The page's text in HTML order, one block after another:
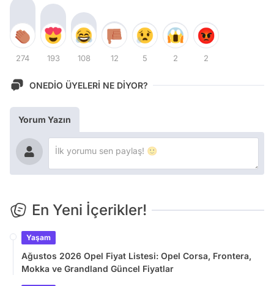
274 193 108 12 5 2 2
ONEDİO ÜYELERİ NE DİYOR?
Yorum Yazın
En Yeni İçerikler!
Yaşam
Ağustos 2026 Opel Fiyat Listesi: Opel Corsa, Frontera,
Mokka ve Grandland Güncel Fiyatlar